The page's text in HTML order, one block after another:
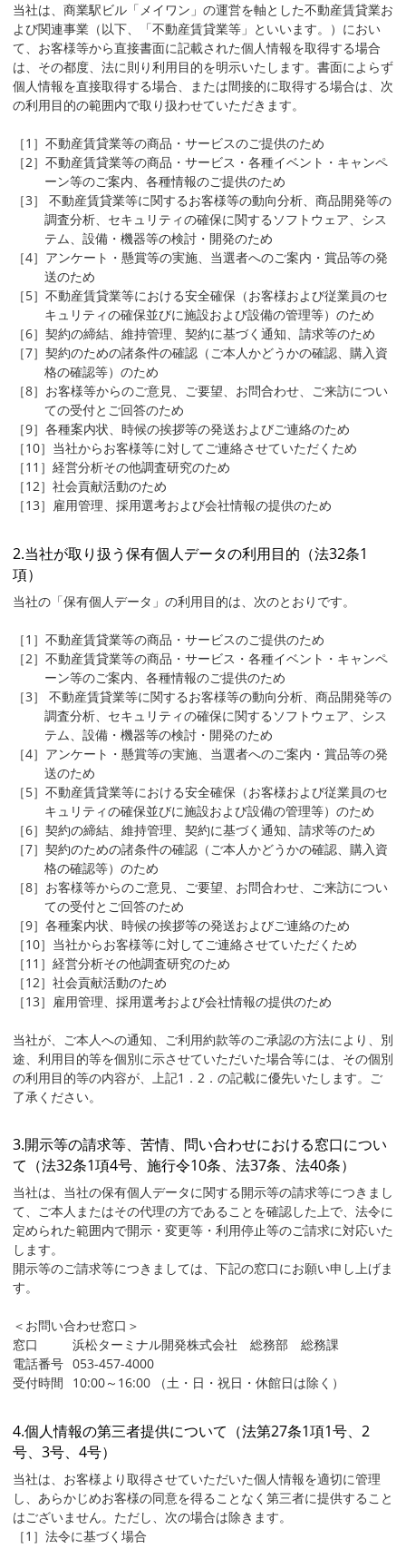
当社は、商業駅ビル「メイワン」の運営を軸とした不動産賃貸業お
よび関連事業（以下、「不動産賃貸業等」といいます。）におい
て、お客様等から直接書面に記載された個人情報を取得する場合
は、その都度、法に則り利用目的を明示いたします。書面によらず
個人情報を直接取得する場合、または間接的に取得する場合は、次
の利用目的の範囲内で取り扱わせていただきます。
［1］不動産賃貸業等の商品・サービスのご提供のため
［2］不動産賃貸業等の商品・サービス・各種イベント・キャンペ
ーン等のご案内、各種情報のご提供のため
［3］ 不動産賃貸業等に関するお客様等の動向分析、商品開発等の
調査分析、セキュリティの確保に関するソフトウェア、シス
テム、設備・機器等の検討・開発のため
［4］アンケート・懸賞等の実施、当選者へのご案内・賞品等の発
送のため
［5］不動産賃貸業等における安全確保（お客様および従業員のセ
キュリティの確保並びに施設および設備の管理等）のため
［6］契約の締結、維持管理、契約に基づく通知、請求等のため
［7］契約のための諸条件の確認（ご本人かどうかの確認、購入資
格の確認等）のため
［8］お客様等からのご意見、ご要望、お問合わせ、ご来訪につい
ての受付とご回答のため
［9］各種案内状、時候の挨拶等の発送およびご連絡のため
［10］当社からお客様等に対してご連絡させていただくため
［11］経営分析その他調査研究のため
［12］社会貢献活動のため
［13］雇用管理、採用選考および会社情報の提供のため
2.当社が取り扱う保有個人データの利用目的（法32条1
項）
当社の「保有個人データ」の利用目的は、次のとおりです。
［1］不動産賃貸業等の商品・サービスのご提供のため
［2］不動産賃貸業等の商品・サービス・各種イベント・キャンペ
ーン等のご案内、各種情報のご提供のため
［3］ 不動産賃貸業等に関するお客様等の動向分析、商品開発等の
調査分析、セキュリティの確保に関するソフトウェア、シス
テム、設備・機器等の検討・開発のため
［4］アンケート・懸賞等の実施、当選者へのご案内・賞品等の発
送のため
［5］不動産賃貸業等における安全確保（お客様および従業員のセ
キュリティの確保並びに施設および設備の管理等）のため
［6］契約の締結、維持管理、契約に基づく通知、請求等のため
［7］契約のための諸条件の確認（ご本人かどうかの確認、購入資
格の確認等）のため
［8］お客様等からのご意見、ご要望、お問合わせ、ご来訪につい
ての受付とご回答のため
［9］各種案内状、時候の挨拶等の発送およびご連絡のため
［10］当社からお客様等に対してご連絡させていただくため
［11］経営分析その他調査研究のため
［12］社会貢献活動のため
［13］雇用管理、採用選考および会社情報の提供のため
当社が、ご本人への通知、ご利用約款等のご承認の方法により、別
途、利用目的等を個別に示させていただいた場合等には、その個別
の利用目的等の内容が、上記1．2．の記載に優先いたします。ご
了承ください。
3.開示等の請求等、苦情、問い合わせにおける窓口につい
て（法32条1項4号、施行令10条、法37条、法40条）
当社は、当社の保有個人データに関する開示等の請求等につきまし
て、ご本人またはその代理の方であることを確認した上で、法令に
定められた範囲内で開示・変更等・利用停止等のご請求に対応いた
します。
開示等のご請求等につきましては、下記の窓口にお願い申し上げま
す。
＜お問い合わせ窓口＞
窓口
浜松ターミナル開発株式会社 総務部 総務課
電話番号 053-457-4000
受付時間
10:00～16:00 （土・日・祝日・休館日は除く）
4.個人情報の第三者提供について（法第27条1項1号、2
号、3号、4号）
当社は、お客様より取得させていただいた個人情報を適切に管理
し、あらかじめお客様の同意を得ることなく第三者に提供すること
はございません。ただし、次の場合は除きます。
［1］法令に基づく場合